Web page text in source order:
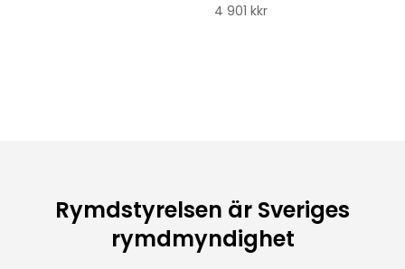
4 901 kkr
Rymdstyrelsen är Sveriges
rymdmyndighet